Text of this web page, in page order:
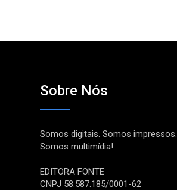
Sobre Nós
Somos digitais. Somos impressos.
Somos multimídia!
EDITORA FONTE
CNPJ 58.587.185/0001-62